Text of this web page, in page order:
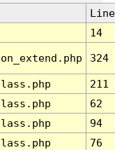
Line
14
324
211
62
94
76